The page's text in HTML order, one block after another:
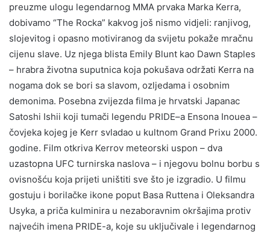
preuzme ulogu legendarnog MMA prvaka Marka Kerra,
dobivamo “The Rocka” kakvog još nismo vidjeli: ranjivog,
slojevitog i opasno motiviranog da svijetu pokaže mračnu
cijenu slave. Uz njega blista Emily Blunt kao Dawn Staples
– hrabra životna suputnica koja pokušava održati Kerra na
nogama dok se bori sa slavom, ozljedama i osobnim
demonima. Posebna zvijezda filma je hrvatski Japanac
Satoshi Ishii koji tumači legendu PRIDE–a Ensona Inouea –
čovjeka kojeg je Kerr svladao u kultnom Grand Prixu 2000.
godine. Film otkriva Kerrov meteorski uspon – dva
uzastopna UFC turnirska naslova – i njegovu bolnu borbu s
ovisnošću koja prijeti uništiti sve što je izgradio. U filmu
gostuju i borilačke ikone poput Basa Ruttena i Oleksandra
Usyka, a priča kulminira u nezaboravnim okršajima protiv
najvećih imena PRIDE-a, koje su uključivale i legendarnog